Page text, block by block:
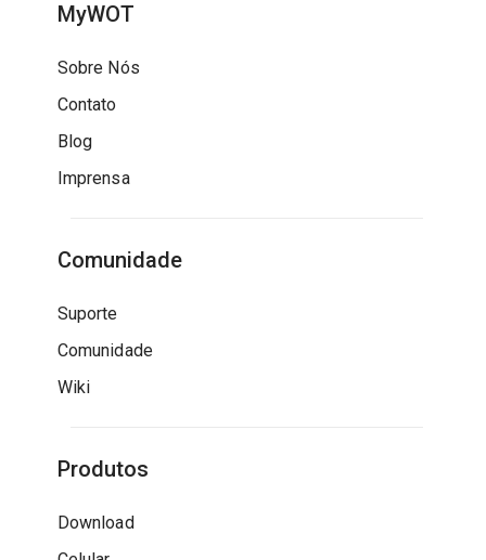
MyWOT
Sobre Nós
Contato
Blog
Imprensa
Comunidade
Suporte
Comunidade
Wiki
Produtos
Download